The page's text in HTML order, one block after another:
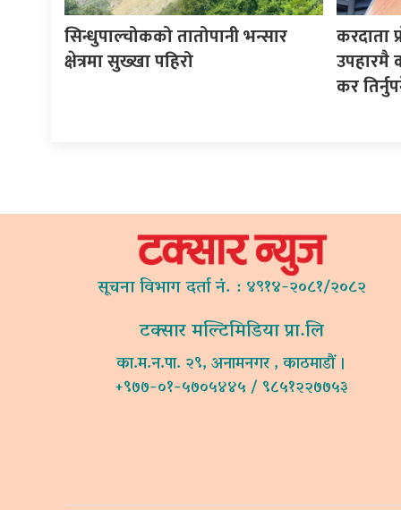
सिन्धुपाल्चोकको तातोपानी भन्सार
क्षेत्रमा सुख्खा पहिरो
करदाता
उपहारमै
कर
सूचना विभाग दर्ता नं. : ४९१४-२०८१/२०८२
टक्सार मल्टिमिडिया प्रा.लि
का.म.न.पा. २९, अनामनगर , काठमाडौं ।
+९७७-०१-५७०५४४५ / ९८५१२२७७५३